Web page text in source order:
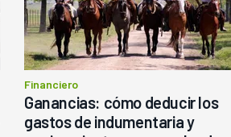
Financiero
Ganancias: cómo deducir los
gastos de indumentaria y